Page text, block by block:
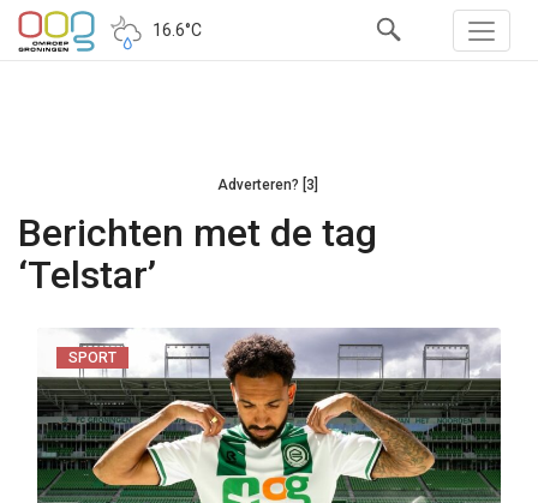
16.6°C
Adverteren? [3]
Berichten met de tag
‘Telstar’
SPORT